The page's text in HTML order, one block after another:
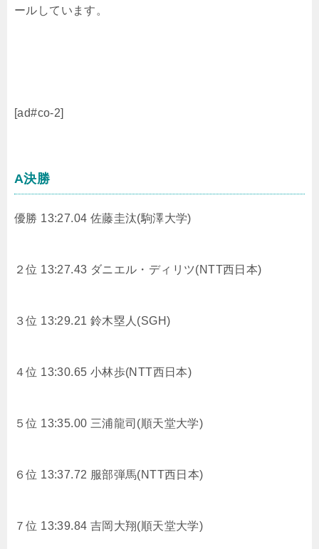
ールしています。
[ad#co-2]
A決勝
優勝 13:27.04 佐藤圭汰(駒澤大学)
２位 13:27.43 ダニエル・ディリツ(NTT西日本)
３位 13:29.21 鈴木塁人(SGH)
４位 13:30.65 小林歩(NTT西日本)
５位 13:35.00 三浦龍司(順天堂大学)
６位 13:37.72 服部弾馬(NTT西日本)
７位 13:39.84 吉岡大翔(順天堂大学)